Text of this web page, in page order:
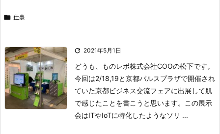
 仕事
 2021年5月1日
どうも、ものレボ株式会社COOの松下です。
今回は2/18,19と京都パルスプラザで開催され
ていた京都ビジネス交流フェアに出展して肌
で感じたことを書こうと思います。
この展示
会はITやIoTに特化したようなソリ ...